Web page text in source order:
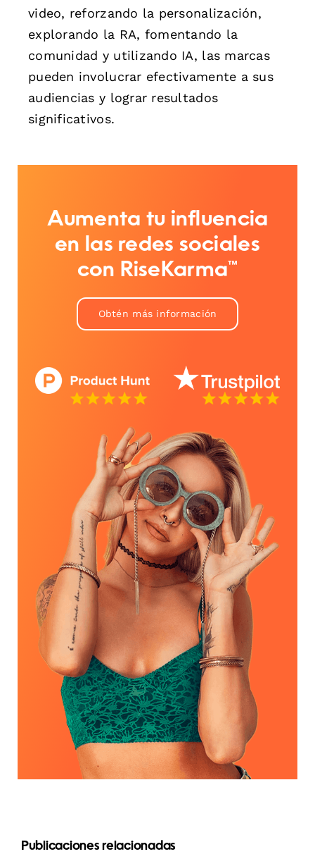
video, reforzando la personalización,
explorando la RA, fomentando la
comunidad y utilizando IA, las marcas
pueden involucrar efectivamente a sus
audiencias y lograr resultados
significativos.
Aumenta tu influencia
en las redes sociales
con RiseKarma™
Obtén más información
Publicaciones relacionadas